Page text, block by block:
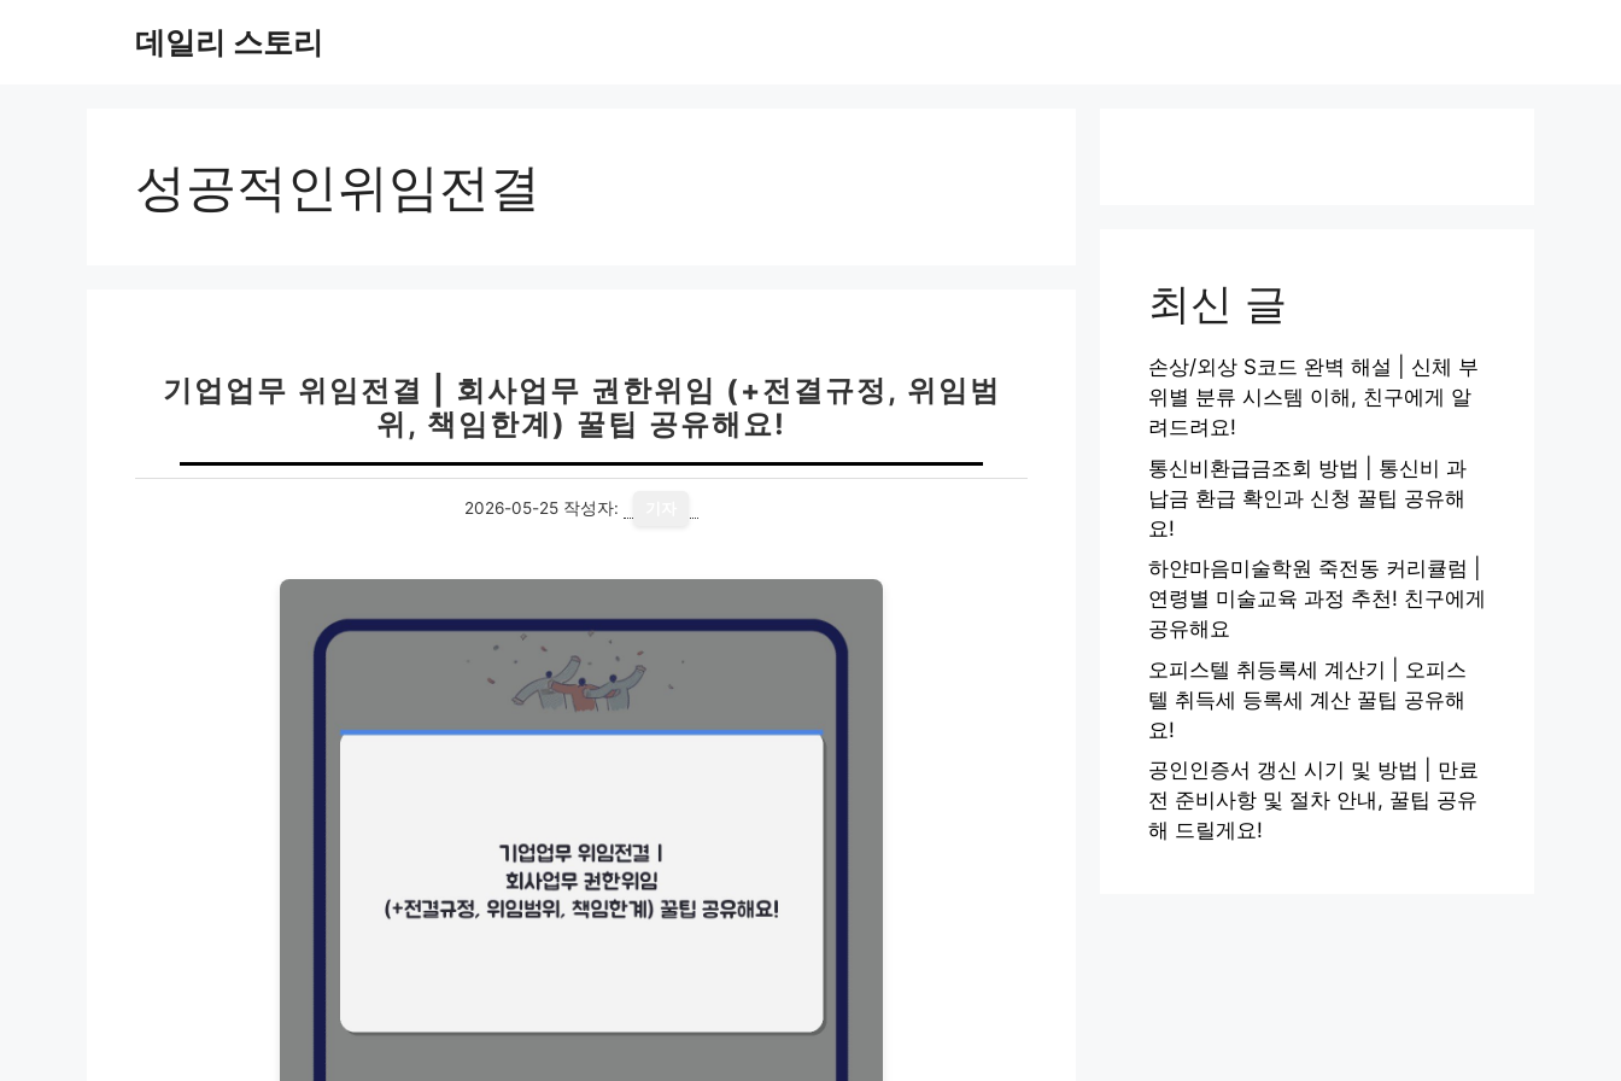
데일리 스토리
성공적인위임전결
기업업무 위임전결 | 회사업무 권한위임 (+전결규정, 위임범
위, 책임한계) 꿀팁 공유해요!
2026-05-25 작성자:
최신 글
손상/외상 S코드 완벽 해설 | 신체 부
위별 분류 시스템 이해, 친구에게 알
려드려요!
통신비환급금조회 방법 | 통신비 과
납금 환급 확인과 신청 꿀팁 공유해
요!
하얀마음미술학원 죽전동 커리큘럼 |
연령별 미술교육 과정 추천! 친구에게
공유해요
오피스텔 취등록세 계산기 | 오피스
텔 취득세 등록세 계산 꿀팁 공유해
요!
공인인증서 갱신 시기 및 방법 | 만료
전 준비사항 및 절차 안내, 꿀팁 공유
해 드릴게요!